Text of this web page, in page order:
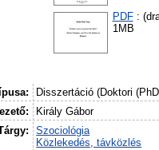
PDF:
1MB
Disszertáció (Doktori
Király Gábor
Szociológia
Közlekedés, távközlés